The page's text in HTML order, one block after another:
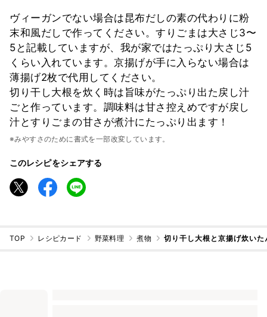
ヴィーガンでない場合は昆布だしの素の代わりに粉
末和風だしで作ってください。すりごまは大さじ3〜
5と記載していますが、我が家ではたっぷり大さじ5
くらい入れています。京揚げが手に入らない場合は
薄揚げ2枚で代用してください。
切り干し大根を炊く時は旨味がたっぷり出た戻し汁
ごと作っています。調味料は甘さ控えめですが戻し
汁とすりごまの甘さが煮汁にたっぷり出ます！
※みやすさのために書式を一部改変しています。
このレシピをシェアする
TOP レシピカード 野菜料理 煮物 切り干し大根と京揚げ炊いた